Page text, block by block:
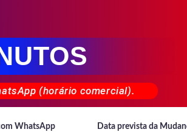
(horário comercial).
WhatsApp Data prevista da